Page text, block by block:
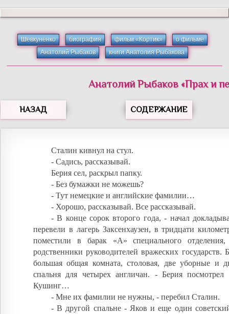
Шевкуненко биография фильм «Кортик»
о фильме
Анатолий Рыбаков
книги Анатолия Рыбакова
Анатолий Рыбаков«Прах и
НАЗАД СОДЕРЖАНИЕ
Сталин кивнул на стул.
- Садись, рассказывай.
Берия сел, раскрыл папку.
- Без бумажки не можешь?
- Тут немецкие и английские фамилии…
- Хорошо, рассказывай. Все рассказывай.
- В конце сорок второго года, - начал
перевели в лагерь Заксенхаузен, в тридцати
поместили в барак «А» специального отделения,
родственники руководителей вражеских государств.
большая общая комната, столовая, две уборные и
спальня для четырех англичан. - Берия
Кушинг…
- Мне их фамилии не нужны, - перебил Сталин.
- В другой спальне - Яков и еще один